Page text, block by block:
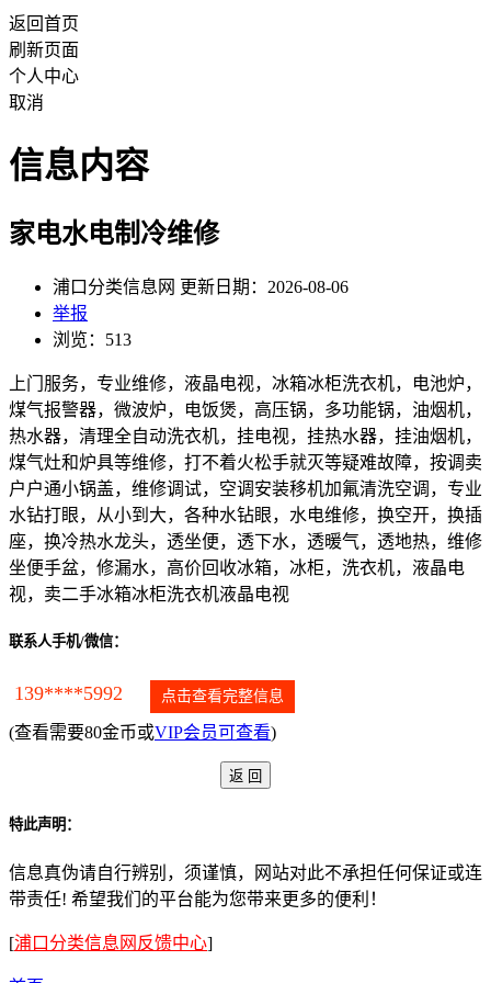
返回首页
刷新页面
个人中心
取消
信息内容
家电水电制冷维修
浦口分类信息网 更新日期：2026-08-06
举报
浏览：513
上门服务，专业维修，液晶电视，冰箱冰柜洗衣机，电池炉，
煤气报警器，微波炉，电饭煲，高压锅，多功能锅，油烟机，
热水器，清理全自动洗衣机，挂电视，挂热水器，挂油烟机，
煤气灶和炉具等维修，打不着火松手就灭等疑难故障，按调卖
户户通小锅盖，维修调试，空调安装移机加氟清洗空调，专业
水钻打眼，从小到大，各种水钻眼，水电维修，换空开，换插
座，换冷热水龙头，透坐便，透下水，透暖气，透地热，维修
坐便手盆，修漏水，高价回收冰箱，冰柜，洗衣机，液晶电
视，卖二手冰箱冰柜洗衣机液晶电视
联系人手机/微信：
139****5992 点击查看完整信息
(查看需要80金币或VIP会员可查看)
特此声明：
信息真伪请自行辨别，须谨慎，网站对此不承担任何保证或连
带责任! 希望我们的平台能为您带来更多的便利！
[浦口分类信息网反馈中心]